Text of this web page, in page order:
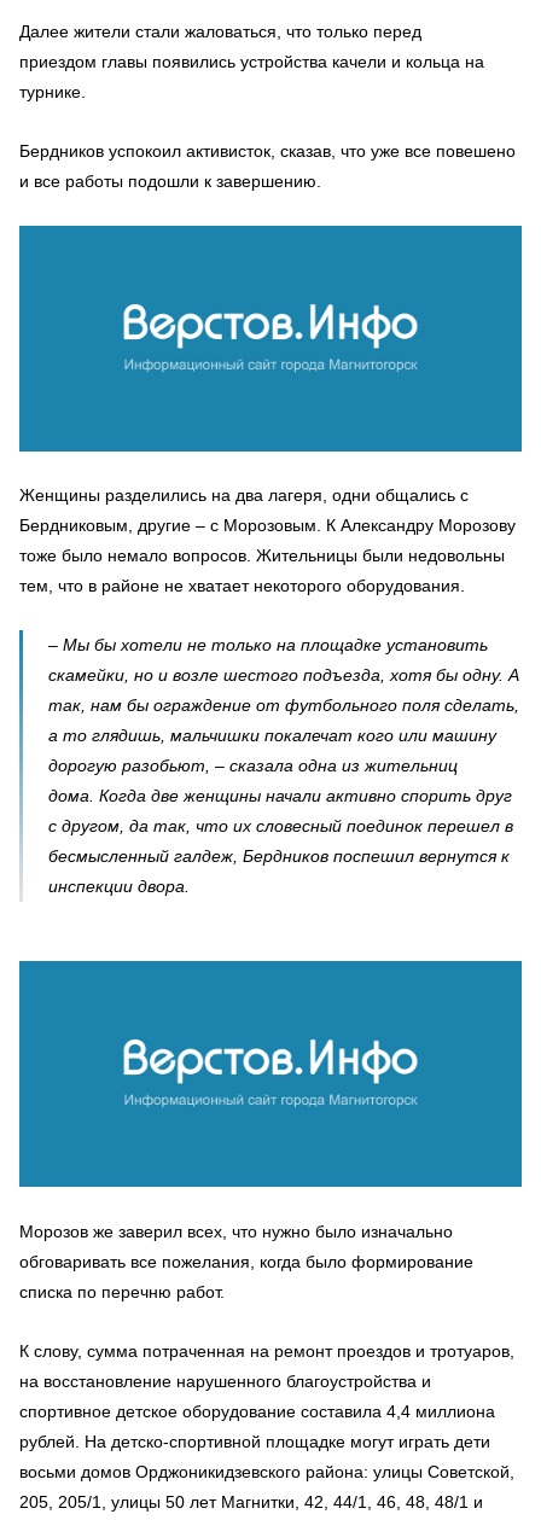
Далее жители стали жаловаться, что только перед
приездом главы появились устройства качели и кольца на
турнике.
Бердников успокоил активисток, сказав, что уже все повешено
и все работы подошли к завершению.
Женщины разделились на два лагеря, одни общались с
Бердниковым, другие – с Морозовым. К Александру Морозову
тоже было немало вопросов. Жительницы были недовольны
тем, что в районе не хватает некоторого оборудования.
– Мы бы хотели не только на площадке установить
скамейки, но и возле шестого подъезда, хотя бы одну. А
так, нам бы ограждение от футбольного поля сделать,
а то глядишь, мальчишки покалечат кого или машину
дорогую разобьют, – сказала одна из жительниц
дома. Когда две женщины начали активно спорить друг
с другом, да так, что их словесный поединок перешел в
бесмысленный галдеж, Бердников поспешил вернутся к
инспекции двора.
Морозов же заверил всех, что нужно было изначально
обговаривать все пожелания, когда было формирование
списка по перечню работ.
К слову, сумма потраченная на ремонт проездов и тротуаров,
на восстановление нарушенного благоустройства и
спортивное детское оборудование составила 4,4 миллиона
рублей. На детско-спортивной площадке могут играть дети
восьми домов Орджоникидзевского района: улицы Советской,
205, 205/1, улицы 50 лет Магнитки, 42, 44/1, 46, 48, 48/1 и